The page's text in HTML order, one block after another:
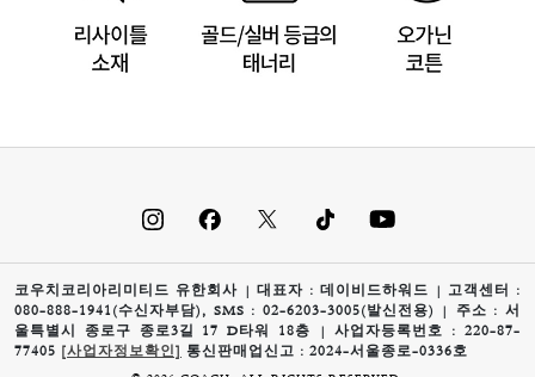
코우치코리아리미티드 유한회사 | 대표자 : 데이비드하워드 | 고객센터 :
080-888-1941(수신자부담), SMS : 02-6203-3005(발신전용) | 주소 : 서
울특별시 종로구 종로3길 17 D타워 18층 | 사업자등록번호 : 220-87-
77405
[사업자정보확인] 통신판매업신고 : 2024-서울종로-0336호